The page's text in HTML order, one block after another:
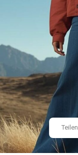
Teilen